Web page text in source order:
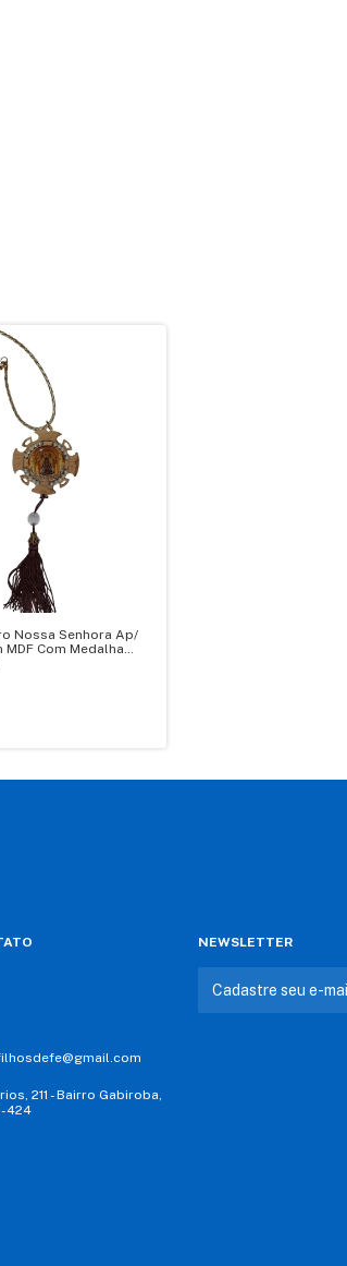
Nossa Senhora Ap/
Com Medalha
211 - Bairro Gabiroba,
424
NEWSLETTER